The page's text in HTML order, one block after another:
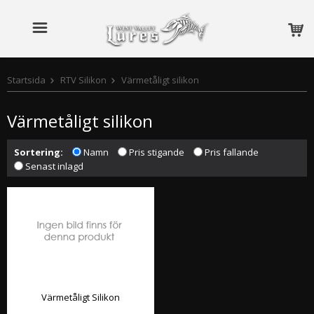
Startsida RTV Silikon Värmetåligt silikon
Värmetåligt silikon
Sortering: Namn Pris stigande
Pris fallande
Senast inlagd
Värmetåligt Silikon